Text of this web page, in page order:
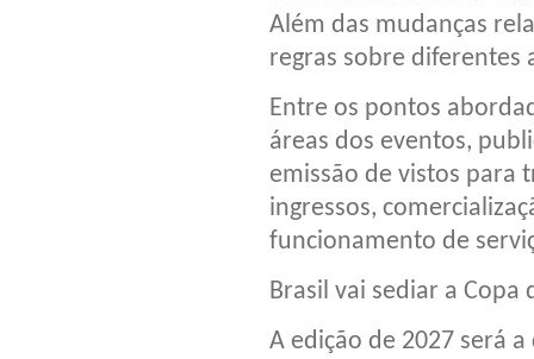
Além das mudanças
regras sobre diferentes
Entre os pontos
áreas dos eventos,
emissão de vistos para
ingressos,
funcionamento de
Brasil vai sediar a
A edição de 2027 será